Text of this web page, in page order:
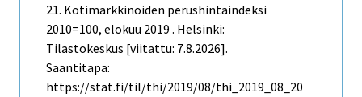
21. Kotimarkkinoiden perushintaindeksi
2010=100, elokuu 2019 . Helsinki:
Tilastokeskus [viitattu: 7.8.2026].
Saantitapa:
https://stat.fi/til/thi/2019/08/thi_2019_08_20